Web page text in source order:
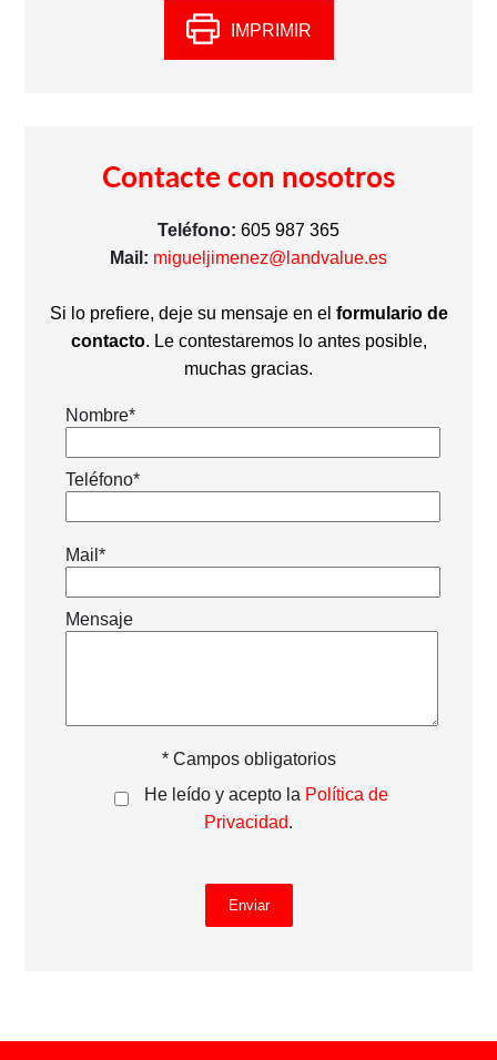
IMPRIMIR
Contacte con nosotros
Teléfono: 605 987 365
Mail: migueljimenez@landvalue.es
Si lo prefiere, deje su mensaje en el formulario de
contacto. Le contestaremos lo antes posible,
muchas gracias.
Nombre*
Teléfono*
Mail*
Mensaje
* Campos obligatorios
He leído y acepto la Política de
Privacidad.
Enviar